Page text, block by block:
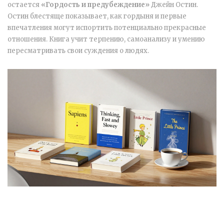
остается «Гордость и предубеждение»Джейн Остин.
Остин блестяще показывает, как гордыня и первые
впечатления могут испортить потенциально прекрасные
отношения. Книга учит терпению, самоанализу и умению
пересматривать свои суждения о людях.